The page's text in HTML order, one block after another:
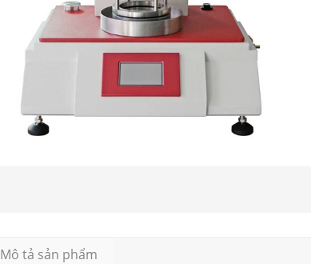
Mô tả sản phẩm